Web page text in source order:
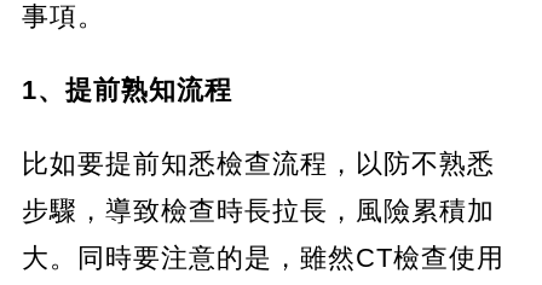
事項。
1、提前熟知流程
比如要提前知悉檢查流程，以防不熟悉
步驟，導致檢查時長拉長，風險累積加
大。同時要注意的是，雖然CT檢查使用